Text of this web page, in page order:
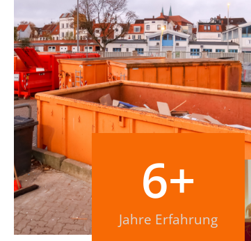
Jahre Erfahrung
6+